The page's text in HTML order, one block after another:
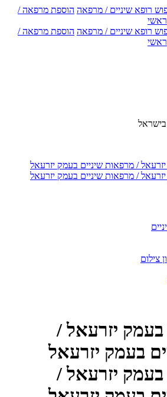
רופא שיניים / מרפאה הוספת מרפאה /
ראשי
רופא שיניים / מרפאה הוספת מרפאה /
ראשי
בישראל
/ מרפאות שיניים בעמק יזרעאל
/ מרפאות שיניים בעמק יזרעאל
צילום
בעמק יזרעאל /
בעמק יזרעאל
בעמק יזרעאל /